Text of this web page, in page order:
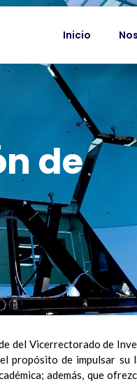
Inicio
de
del Vicerrectorado de
propósito de impulsar
además, que